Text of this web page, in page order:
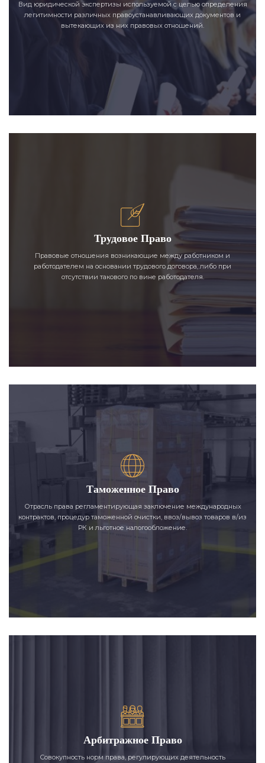
Вид юридической экспертизы используемой с целью определения
легитимности различных правоустанавливающих документов и
вытекающих из них правовых отношений.
Трудовое Право
Правовые отношения возникающие между работником и
работодателем на основании трудового договора, либо при
отсутствии такового по вине работодателя.
Таможенное Право
Отрасль права регламентирующая заключение международных
контрактов, процедур таможенной очистки, ввоз/вывоз товаров в/из
РК и льготное налогообложение.
Арбитражное Право
Совокупность норм права, регулирующих деятельность